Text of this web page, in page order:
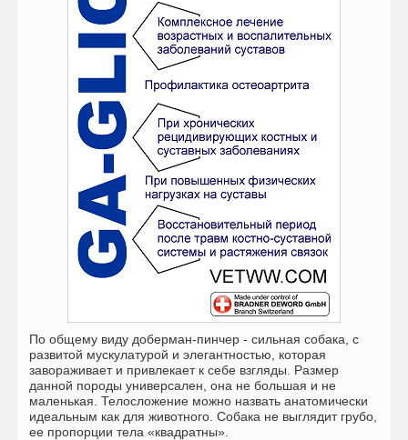
По общему виду доберман-пинчер - сильная собака , с
развитой мускулатурой и элегантностью, которая
завораживает и привлекает к себе взгляды. Размер
данной породы универсален, она не большая и не
маленькая. Телосложение можно назвать анатомически
идеальным как для животного. Собака не выглядит грубо,
ее пропорции тела «квадратны».